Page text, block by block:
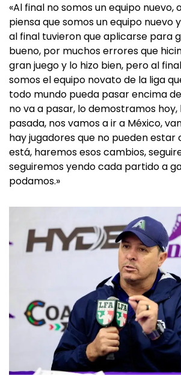
«Al final no somos un equipo nuevo,
piensa que somos un equipo nuevo
al final tuvieron que aplicarse para
bueno, por muchos errores que
gran juego y lo hizo bien, pero al
somos el equipo novato de la liga
todo mundo pueda pasar encima
no va a pasar, lo demostramos hoy,
pasada, nos vamos a ir a México,
hay jugadores que no pueden estar
está, haremos esos cambios,
seguiremos yendo cada partido a
podamos.»